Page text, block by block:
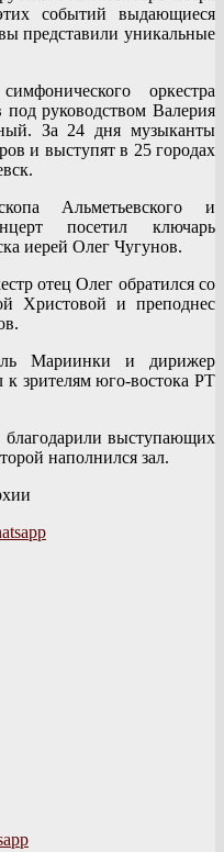
событий выдающиеся
представили уникальные
оркестра
руководством Валерия
За 24 дня музыканты
и выступят в 25 городах
Альметьевского и
посетил ключарь
иерей Олег Чугунов.
отец Олег обратился со
Христовой и преподнес
Мариинки и дирижер
к зрителям юго-востока РТ
благодарили выступающих
наполнился зал.